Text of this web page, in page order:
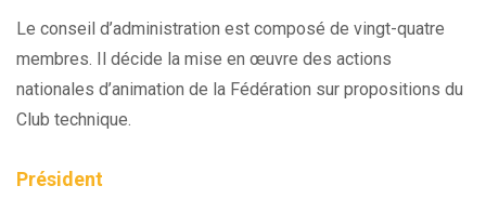
Le conseil d’administration est composé de vingt-quatre
membres. Il décide la mise en œuvre des actions
nationales d’animation de la Fédération sur propositions du
Club technique.
Président